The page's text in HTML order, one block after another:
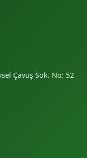
Çavuş Sok. No: 52